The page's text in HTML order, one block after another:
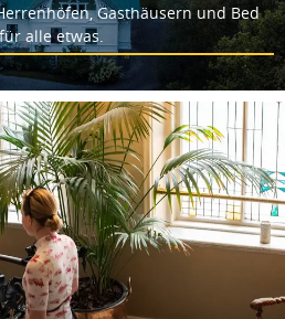
Gasthäusern und Bed
alle etwas.